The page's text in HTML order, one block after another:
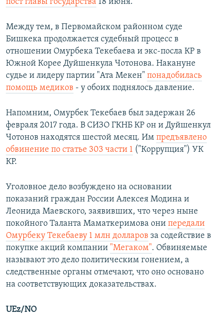
пост главы государства 18 июня.
Между тем, в Первомайском районном суде
Бишкека продолжается судебный процесс в
отношении Омурбека Текебаева и экс-посла КР в
Южной Корее Дуйшенкула Чотонова. Накануне
судье и лидеру партии "Ата Мекен" понадобилась
помощь медиков - у обоих поднялось давление.
Напомним, Омурбек Текебаев был задержан 26
февраля 2017 года. В СИЗО ГКНБ КР он и Дуйшенкул
Чотонов находятся шестой месяц. Им предъявлено
обвинение по статье 303 части 1 ("Коррупция") УК
КР.
Уголовное дело возбуждено на основании
показаний граждан России Алексея Модина и
Леонида Маевского, заявивших, что через ныне
покойного Таланта Маматкеримова они ​ передали
Омурбеку Текебаеву 1 млн долларов за содействие в
покупке акций компании "Мегаком". Обвиняемые
называют это дело политическим гонением, а
следственные органы отмечают, что оно основано
на соответствующих доказательствах.
UEz/NO